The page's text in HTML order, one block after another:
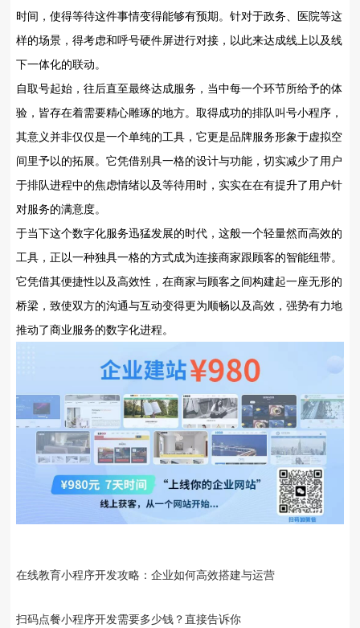
时间，使得等待这件事情变得能够有预期。针对于政务、医院等这
样的场景，得考虑和呼号硬件屏进行对接，以此来达成线上以及线
下一体化的联动。
自取号起始，往后直至最终达成服务，当中每一个环节所给予的体
验，皆存在着需要精心雕琢的地方。取得成功的排队叫号小程序，
其意义并非仅仅是一个单纯的工具，它更是品牌服务形象于虚拟空
间里予以的拓展。它凭借别具一格的设计与功能，切实减少了用户
于排队进程中的焦虑情绪以及等待用时，实实在在有提升了用户针
对服务的满意度。
于当下这个数字化服务迅猛发展的时代，这般一个轻量然而高效的
工具，正以一种独具一格的方式成为连接商家跟顾客的智能纽带。
它凭借其便捷性以及高效性，在商家与顾客之间构建起一座无形的
桥梁，致使双方的沟通与互动变得更为顺畅以及高效，强势有力地
推动了商业服务的数字化进程。
在线教育小程序开发攻略：企业如何高效搭建与运营
扫码点餐小程序开发需要多少钱？直接告诉你